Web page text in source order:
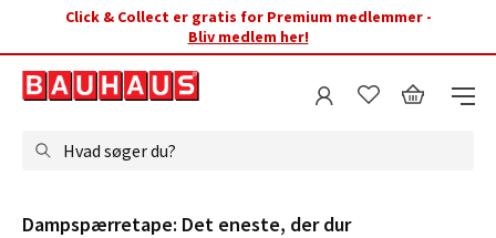
Click & Collect er gratis for Premium medlemmer -
Bliv medlem her!
Hvad søger du?
Dampspærretape: Det eneste, der dur